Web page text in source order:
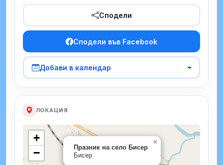
Сподели
Сподели във Facebook
Добави в календар
ЛОКАЦИЯ
Празник на село Бисер
Бисер
×
+
−